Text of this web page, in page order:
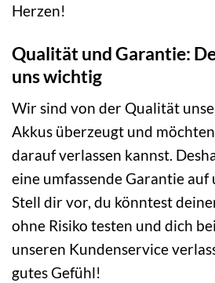
Herzen!
Qualität und Garantie:
uns wichtig
Wir sind von der Qualität
Akkus überzeugt und
darauf verlassen kannst.
eine umfassende Garantie
Stell dir vor, du könntest
ohne Risiko testen und dich
unseren Kundenservice
gutes Gefühl!